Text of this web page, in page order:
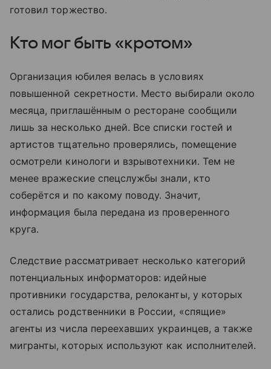
готовил торжество.
Кто мог быть «кротом»
Организация юбилея велась в условиях
повышенной секретности. Место выбирали около
месяца, приглашённым о ресторане сообщили
лишь за несколько дней. Все списки гостей и
артистов тщательно проверялись, помещение
осмотрели кинологи и взрывотехники. Тем не
менее вражеские спецслужбы знали, кто
соберётся и по какому поводу. Значит,
информация была передана из проверенного
круга.
Следствие рассматривает несколько категорий
потенциальных информаторов: идейные
противники государства, релоканты, у которых
остались родственники в России, «спящие»
агенты из числа переехавших украинцев, а также
мигранты, которых используют как исполнителей.